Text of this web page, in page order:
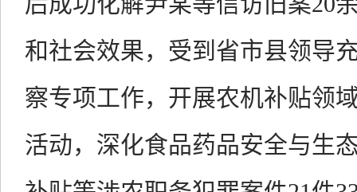
和社会效果，受到省市县领导
察专项工作， 开展农机补贴领
活动，深化食品药品安全与生